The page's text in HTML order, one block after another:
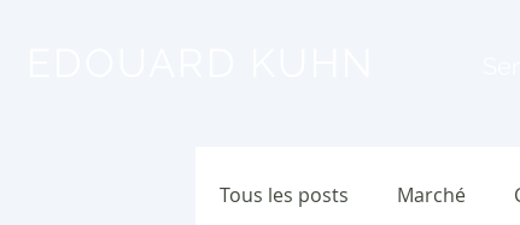
Tous les posts Marché